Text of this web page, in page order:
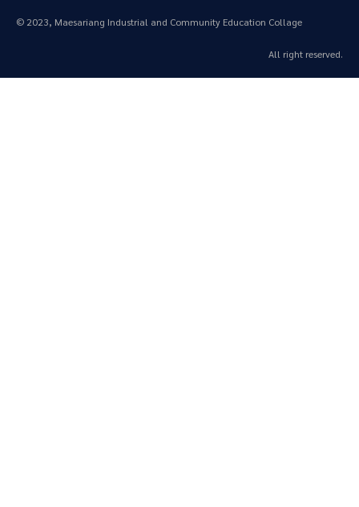
© 2023, Maesariang Industrial and Community Education Collage
All right reserved.